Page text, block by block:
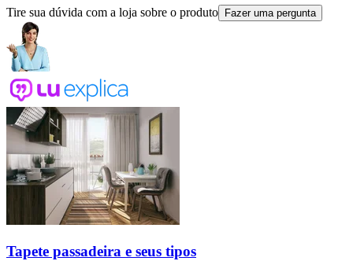
Tire sua dúvida com a loja sobre o produto Fazer uma pergunta
Tapete passadeira e seus tipos